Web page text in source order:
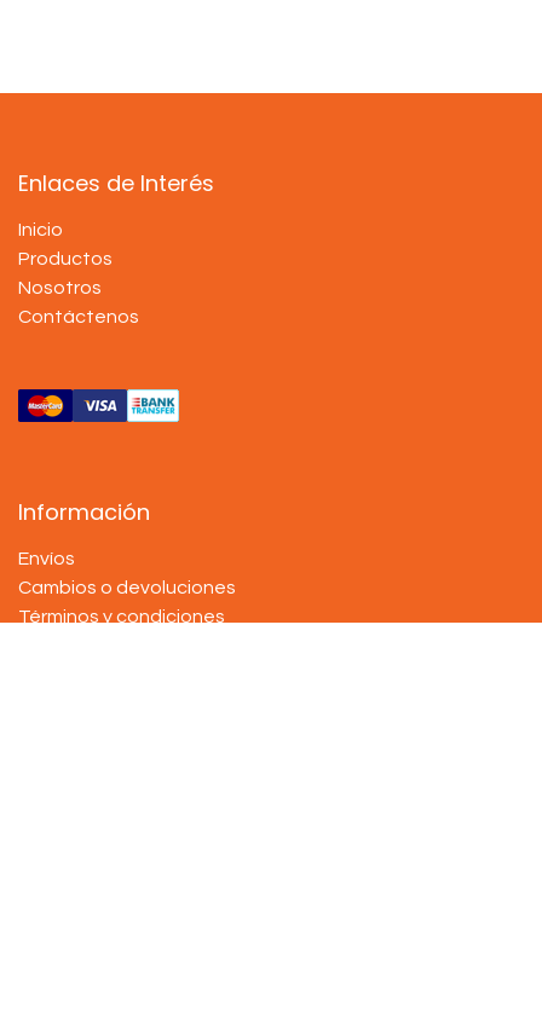
Enlaces de Interés
Inicio
Productos
Nosotros
Contáctenos
Información
Envíos
Cambios o devoluciones
Términos y condiciones